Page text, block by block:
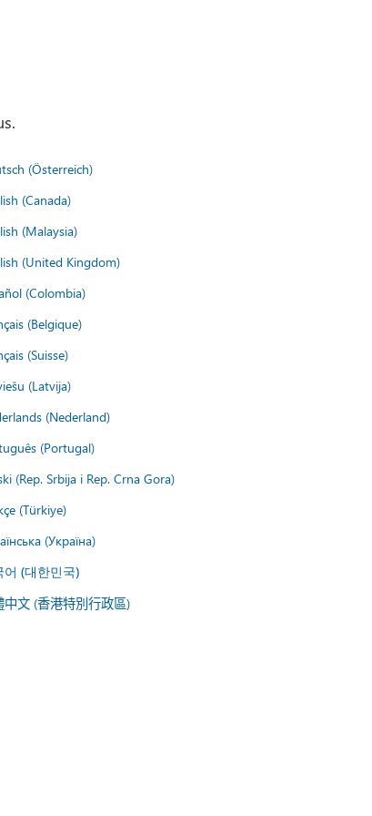
(Österreich)
(Canada)
(Malaysia)
(United Kingdom)
(Colombia)
(Belgique)
(Suisse)
(Latvija)
(Nederland)
(Portugal)
(Rep. Srbija i Rep. Crna Gora)
(Türkiye)
(Україна)
어 (대한민국)
中文 (香港特別行政區)